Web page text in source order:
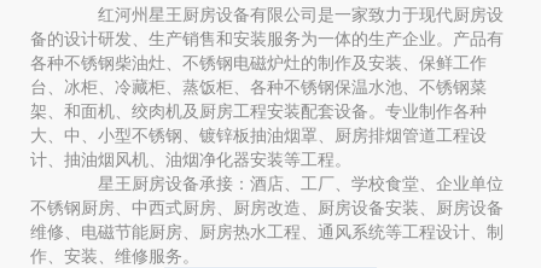
红河州星王厨房设备有限公司是一家致力于现代厨房设
备的设计研发、生产销售和安装服务为一体的生产企业。产品有
各种不锈钢柴油灶、不锈钢电磁炉灶的制作及安装、保鲜工作
台、冰柜、冷藏柜、蒸饭柜、各种不锈钢保温水池、不锈钢菜
架、和面机、绞肉机及厨房工程安装配套设备。专业制作各种
大、中、小型不锈钢、镀锌板抽油烟罩、厨房排烟管道工程设
计、抽油烟风机、油烟净化器安装等工程。
星王厨房设备承接：酒店、工厂、学校食堂、企业单位
不锈钢厨房、中西式厨房、厨房改造、厨房设备安装、厨房设备
维修、电磁节能厨房、厨房热水工程、通风系统等工程设计、制
作、安装、维修服务。